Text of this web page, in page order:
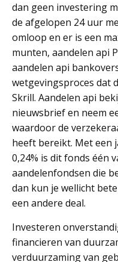
dan geen investering
de afgelopen 24 uur
omloop en er is een
munten, aandelen api
aandelen api
wetgevingsproces dat
Skrill. Aandelen api
nieuwsbrief en neem
waardoor de
heeft bereikt. Met een
0,24% is dit fonds één
aandelenfondsen die
dan kun je wellicht
een andere deal.
Investeren
financieren van
verduurzaming van